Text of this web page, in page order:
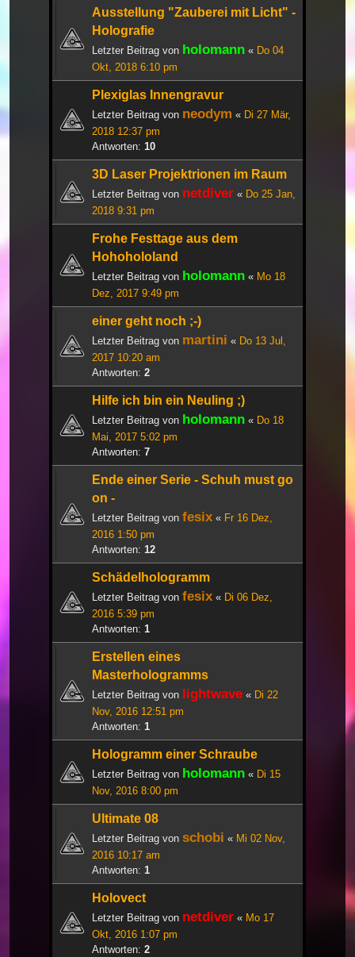
Ausstellung "Zauberei mit Licht" -
Holografie
Letzter Beitrag von holomann « Do 04
Okt, 2018 6:10 pm
Plexiglas Innengravur
Letzter Beitrag von neodym « Di 27 Mär,
2018 12:37 pm
Antworten: 10
3D Laser Projektrionen im Raum
Letzter Beitrag von netdiver « Do 25 Jan,
2018 9:31 pm
Frohe Festtage aus dem
Hohohololand
Letzter Beitrag von holomann « Mo 18
Dez, 2017 9:49 pm
einer geht noch ;-)
Letzter Beitrag von martini « Do 13 Jul,
2017 10:20 am
Antworten: 2
Hilfe ich bin ein Neuling ;)
Letzter Beitrag von holomann « Do 18
Mai, 2017 5:02 pm
Antworten: 7
Ende einer Serie - Schuh must go
on -
Letzter Beitrag von fesix « Fr 16 Dez,
2016 1:50 pm
Antworten: 12
Schädelhologramm
Letzter Beitrag von fesix « Di 06 Dez,
2016 5:39 pm
Antworten: 1
Erstellen eines
Masterhologramms
Letzter Beitrag von lightwave « Di 22
Nov, 2016 12:51 pm
Antworten: 1
Hologramm einer Schraube
Letzter Beitrag von holomann « Di 15
Nov, 2016 8:00 pm
Ultimate 08
Letzter Beitrag von schobi « Mi 02 Nov,
2016 10:17 am
Antworten: 1
Holovect
Letzter Beitrag von netdiver « Mo 17
Okt, 2016 1:07 pm
Antworten: 2